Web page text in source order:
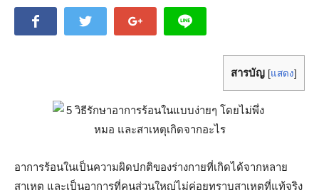
สารบัญ [แสดง]
อาการร้อนในเป็นความผิดปกติของร่างกายที่เกิดได้จากหลาย
สาเหตุ และเป็นอาการที่คนส่วนใหญ่ไม่ค่อยทราบสาเหตุที่แท้จริง